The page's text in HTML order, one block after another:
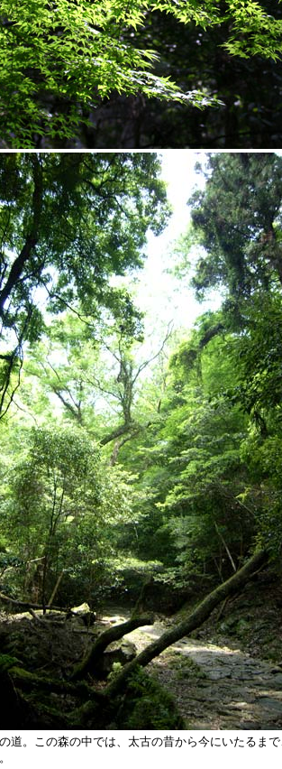
道。この森の中では、太古の昔から今にいたるま